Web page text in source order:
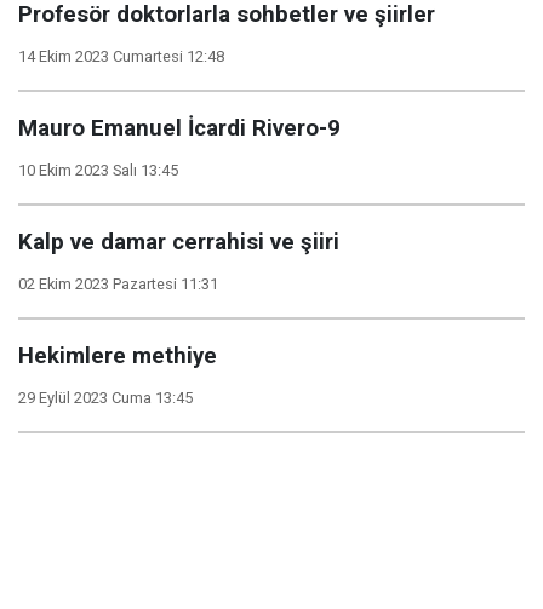
Profesör doktorlarla sohbetler ve şiirler
14 Ekim 2023 Cumartesi 12:48
Mauro Emanuel İcardi Rivero-9
10 Ekim 2023 Salı 13:45
Kalp ve damar cerrahisi ve şiiri
02 Ekim 2023 Pazartesi 11:31
Hekimlere methiye
29 Eylül 2023 Cuma 13:45